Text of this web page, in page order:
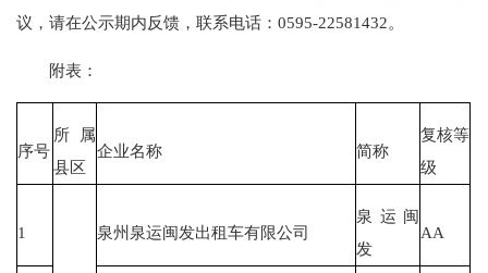
议，请在公示期内反馈，联系电话：0595-22581432。
附表：
序号
所属
县区
企业名称 简称
复核等
级
1 泉州泉运闽发出租车有限公司
泉运闽
发
AA